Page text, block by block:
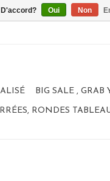
BIG SALE , GRAB
RONDES
Oui Non